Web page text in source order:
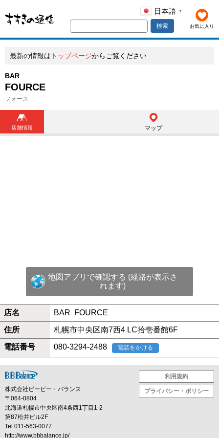
お気に入り
日本語 ▼
検索
最新の情報は トップページからご覧ください
BAR
FOURCE
フォース
店舗情報 マップ
地図アプリで確認する (経路が表示さ
れます)
店名 BAR FOURCE
住所 札幌市中央区南7西4 LC拾壱番館6F
電話番号 080-3294-2488 電話をかける
株式会社ビービー・バランス
〒064-0804
北海道札幌市中央区南4条西1丁目1-2
第87松井ビル2F
Tel.011-563-0077
http://www.bbbalance.jp/
利用規約
プライバシー・ポリシー